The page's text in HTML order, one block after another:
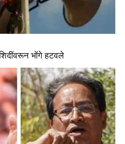
भोंगे हटवले